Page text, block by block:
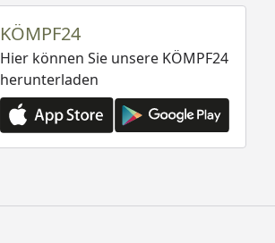
KÖMPF24
Hier können Sie unsere KÖMPF24
herunterladen